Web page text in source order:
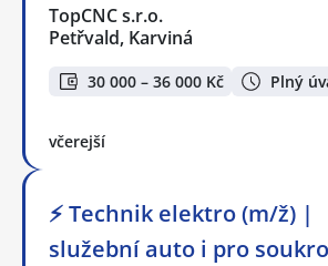
TopCNC s.r.o.
Petřvald, Karviná
30 000 – 36 000 Kč Plný
včerejší
⚡ Technik elektro (m/ž) |
služební auto i pro